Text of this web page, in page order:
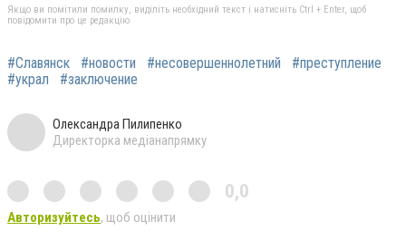
Якщо ви помітили помилку, виділіть необхідний текст і натисніть Ctrl + Enter, щоб
повідомити про це редакцію
#Славянск #новости #несовершеннолетний
#преступление
#украл
#заключение
Олександра Пилипенко
Директорка медіанапрямку
0,0
Авторизуйтесь, щоб оцінити